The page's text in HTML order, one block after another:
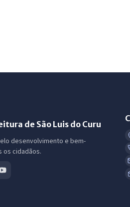
de São Luis do Curu
desenvolvimento e bem-
cidadãos.